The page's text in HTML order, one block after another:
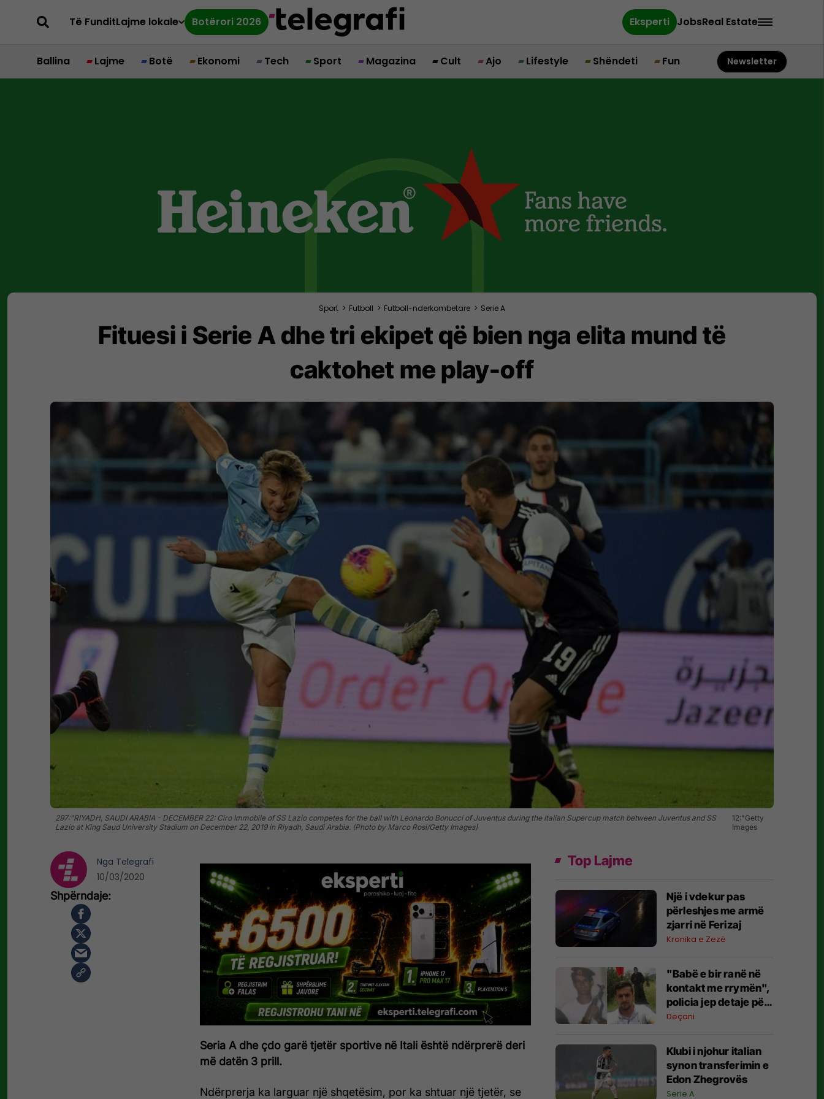
Të FunditLajme lokale Botërori 2026 Eksperti JobsReal Estate
Ballina Lajme Botë Ekonomi Tech Sport Magazina Cult Ajo Lifestyle Shëndeti Fun Newsletter
Sport > Futboll > Futboll-nderkombetare > Serie A
Fituesi i Serie A dhe tri ekipet që bien nga elita mund të
caktohet me play-off
297:"RIYADH, SAUDI ARABIA - DECEMBER 22: Ciro Immobile of SS Lazio competes for the ball with Leonardo Bonucci of Juventus during the Italian Supercup match between Juventus and SS
Lazio at King Saud University Stadium on December 22, 2019 in Riyadh, Saudi Arabia. (Photo by Marco Rosi/Getty Images)
12:"Getty
Images
Seria A dhe çdo garë tjetër sportive në Itali është ndërprerë deri
më datën 3 prill.
Ndërprerja ka larguar një shqetësim, por ka shtuar një tjetër, se
Nga Telegrafi
10/03/2020
Top Lajme
Një i vdekur pas
përleshjes me armë
zjarri në Ferizaj
Kronika e Zezë
"Babë e bir ranë në
kontakt me rrymën",
policia jep detaje për
rastin tragjik në
Deçani
Klubi i njohur italian
synon transferimin e
Edon Zhegrovës
Serie A